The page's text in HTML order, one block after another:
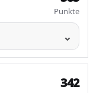
Punkte
342